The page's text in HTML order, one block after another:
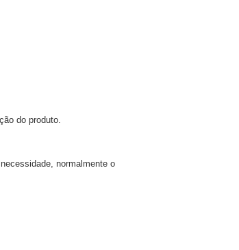
do produto.
normalmente o